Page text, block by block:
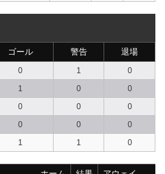
ゴール 警告 退場
0 1
0
1 0
0
0 0
0
0 0
0
1 1 0